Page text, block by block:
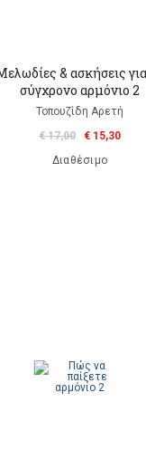
& ασκήσεις
σύγχρονο αρμόνιο 2
Τοπουζίδη Αρετή
€ 17,00
€ 15,30
Διαθέσιμο